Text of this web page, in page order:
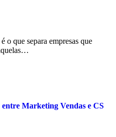
o que separa empresas que
Marketing Vendas e CS